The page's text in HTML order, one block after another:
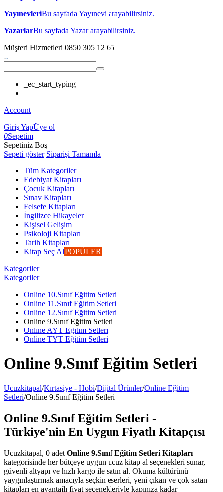
YayınevleriBu sayfada Yayınevi arayabilirsiniz.
YazarlarBu sayfada Yazar arayabilirsiniz.
Müşteri Hizmetleri 0850 305 12 65
_ec_start_typing
Account
Giriş YapÜye ol
0Sepetim
Sepetiniz Boş
Sepeti göster Siparişi Tamamla
Tüm Kategoriler
Edebiyat Kitapları
Çocuk Kitapları
Sınav Kitapları
Felsefe Kitapları
İngilizce Hikayeler
Kişisel Gelişim
Psikoloji Kitapları
Tarih Kitapları
Kitap Seç AlPOPÜLER
Kategoriler
Kategoriler
Online 10.Sınıf Eğitim Setleri
Online 11.Sınıf Eğitim Setleri
Online 12.Sınıf Eğitim Setleri
Online 9.Sınıf Eğitim Setleri
Online AYT Eğitim Setleri
Online TYT Eğitim Setleri
Online 9.Sınıf Eğitim Setleri
Ucuzkitapal/Kırtasiye - Hobi/Dijital Ürünler/Online Eğitim
Setleri/Online 9.Sınıf Eğitim Setleri
Online 9.Sınıf Eğitim Setleri -
Türkiye'nin En Uygun Fiyatlı Kitapçısı
Ucuzkitapal, 0 adet Online 9.Sınıf Eğitim Setleri Kitapları
kategorisinde her bütçeye uygun ucuz kitap al seçenekleri sunar,
güvenli altyapı ve hızlı kargo ile satın al. Okuma kültürünü
yaygınlaştırmak amacıyla seçkin eserleri, yeni çıkan ve çok satan
kitapları en avantajlı fiyat seçenekleriyle kapınıza kadar